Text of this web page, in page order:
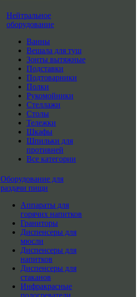
Нейтральное
оборудование
Ванны
Вешала для туш
Зонты вытяжные
Подставки
Подтоварники
Полки
Рукомойники
Стеллажи
Столы
Тележки
Шкафы
Шпильки для
противней
Все категории
Оборудование для
раздачи пищи
Аппараты для
горячих напитков
Граниторы
Диспенсеры для
мюсли
Диспенсеры для
напитков
Диспенсеры для
стаканов
Инфракрасные
подогреватели